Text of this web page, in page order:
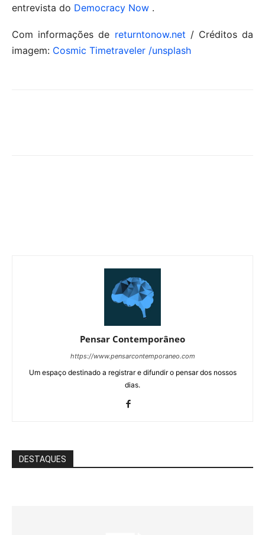
entrevista do Democracy Now .
Com informações de returntonow.net / Créditos da
imagem: Cosmic Timetraveler /unsplash
Pensar Contemporâneo
https://www.pensarcontemporaneo.com
Um espaço destinado a registrar e difundir o pensar dos nossos
dias.
DESTAQUES